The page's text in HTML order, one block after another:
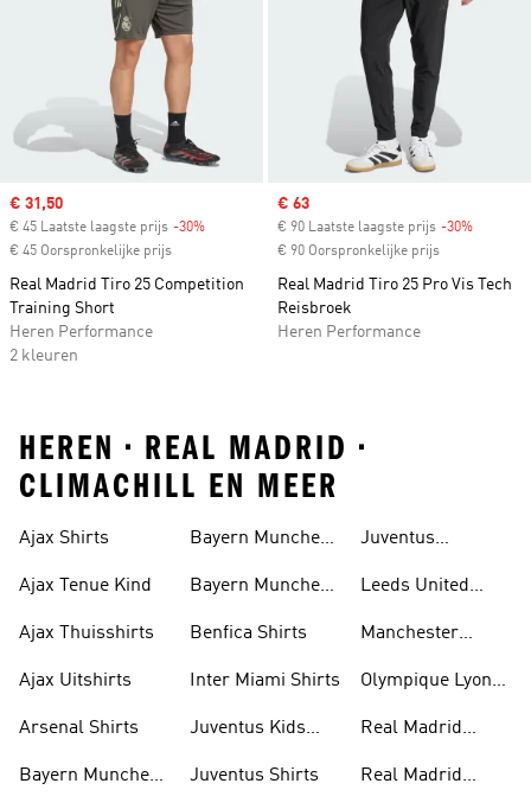
Sale price
€ 31,50
€ 45 Laatste laagste prijs -30%
€ 45 Oorspronkelijke prijs
Real Madrid Tiro 25 Competition
Training Short
Heren Performance
2 kleuren
Sale price
€ 63
€ 90 Laatste laagste prijs -30%
€ 90 Oorspronkelijke prijs
Real Madrid Tiro 25 Pro Vis Tech
Reisbroek
Heren Performance
HEREN • REAL MADRID •
CLIMACHILL EN MEER
Ajax Shirts
Ajax Tenue Kind
Ajax Thuisshirts
Ajax Uitshirts
Arsenal Shirts
Bayern Munchen
Bayern Munchen
Bayern Munchen
Benfica Shirts
Inter Miami Shirts
Juventus Kids
Juventus Shirts
Juventus
Leeds United
Manchester
Olympique Lyon
Real Madrid
Real Madrid